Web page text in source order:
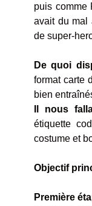
puis comme
avait du mal
de super-
De quoi
format carte
bien
Il nous
étiquette
costume et
Objectif
Première